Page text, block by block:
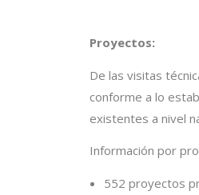
Proyectos:
De las visitas
conforme a lo
existentes a nivel
Información por
552 proyectos